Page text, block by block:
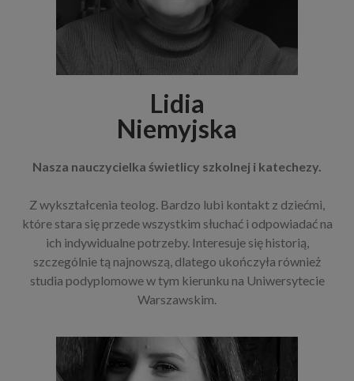
Lidia
Niemyjska
Nasza nauczycielka świetlicy szkolnej i katechezy.
Z wykształcenia teolog. Bardzo lubi kontakt z dziećmi,
które stara się przede wszystkim słuchać i odpowiadać na
ich indywidualne potrzeby. Interesuje się historią,
szczególnie tą najnowszą, dlatego ukończyła również
studia podyplomowe w tym kierunku na Uniwersytecie
Warszawskim.